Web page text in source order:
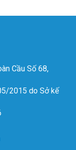
Cầu Số 68,
2015 do Sở kế